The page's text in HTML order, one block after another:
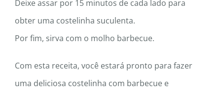
Deixe assar por 15 minutos de cada lado para
obter uma costelinha suculenta.
Por fim, sirva com o molho barbecue.
Com esta receita, você estará pronto para fazer
uma deliciosa costelinha com barbecue e